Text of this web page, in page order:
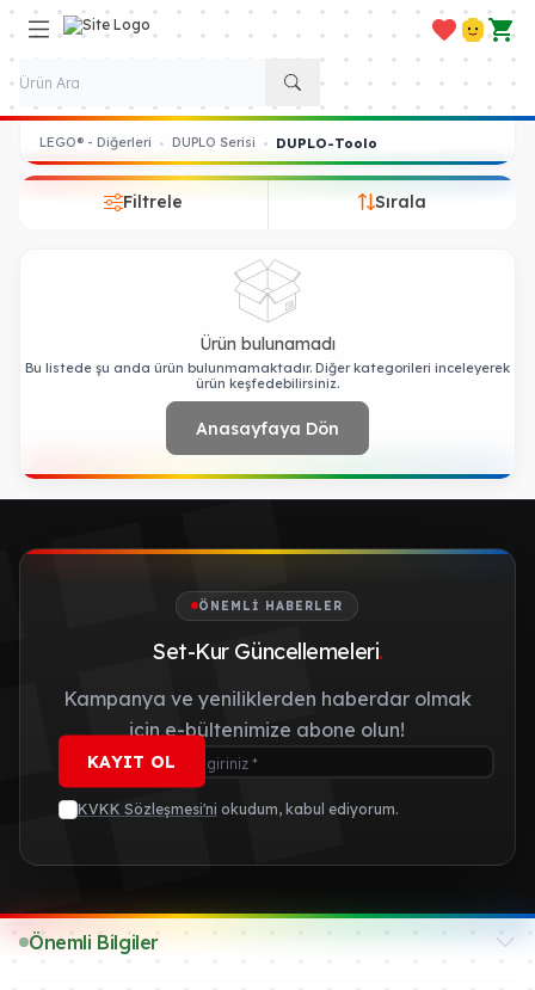
Favorilerim
Hesabım
LEGO® - Diğerleri • DUPLO Serisi • DUPLO-Toolo
Filtrele Sırala
Ürün bulunamadı
Bu listede şu anda ürün bulunmamaktadır. Diğer kategorileri inceleyerek
ürün keşfedebilirsiniz.
Anasayfaya Dön
ÖNEMLI HABERLER
Set-Kur Güncellemeleri.
Kampanya ve yeniliklerden haberdar olmak
için e-bültenimize abone olun!
KAYIT OL
KVKK Sözleşmesi'ni okudum, kabul ediyorum.
Önemli Bilgiler